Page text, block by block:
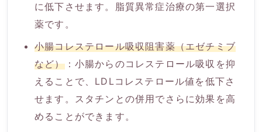
に低下させます。脂質異常症治療の第一選択
薬です。
小腸コレステロール吸収阻害薬（エゼチミブ
など）：小腸からのコレステロール吸収を抑
えることで、LDLコレステロール値を低下さ
せます。スタチンとの併用でさらに効果を高
めることができます。